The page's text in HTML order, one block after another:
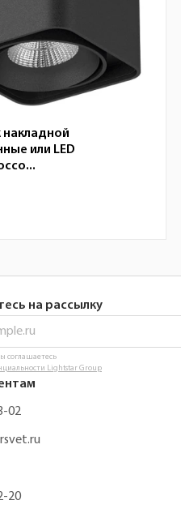
накладной
или LED
на рассылку
соглашаетесь
Lightstar Group
02
20